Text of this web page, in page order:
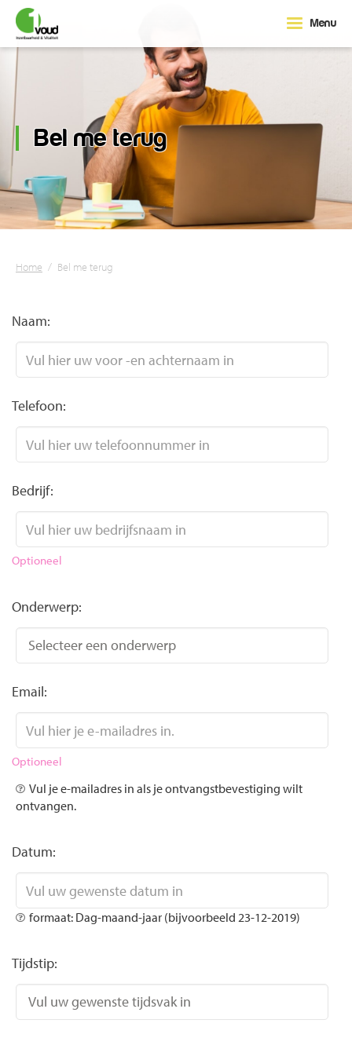
Menu
Bel me terug
Home / Bel me terug
Naam:
Telefoon:
Bedrijf:
Optioneel
Onderwerp:
Email:
Optioneel
Vul je e-mailadres in als je ontvangstbevestiging wilt
ontvangen.
Datum:
formaat: Dag-maand-jaar (bijvoorbeeld 23-12-2019)
Tijdstip: